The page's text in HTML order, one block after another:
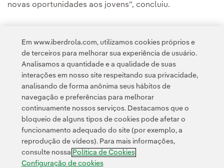
novas oportunidades aos jovens”, concluiu.
Acesso a informação legal
Contato Clientes Política de Privacidade Informação legal
Transparência no uso da IA Política de cookies
Acessibilidade
Em www.iberdrola.com, utilizamos cookies próprios e
de terceiros para melhorar sua experiência de usuário.
Analisamos a quantidade e a qualidade de suas
interações em nosso site respeitando sua privacidade,
analisando de forma anônima seus hábitos de
navegação e preferências para melhorar
continuamente nossos serviços. Destacamos que o
bloqueio de alguns tipos de cookies pode afetar o
funcionamento adequado do site (por exemplo, a
reprodução de vídeos). Para mais informações,
consulte nossa Política de Cookies
Configuração de cookies